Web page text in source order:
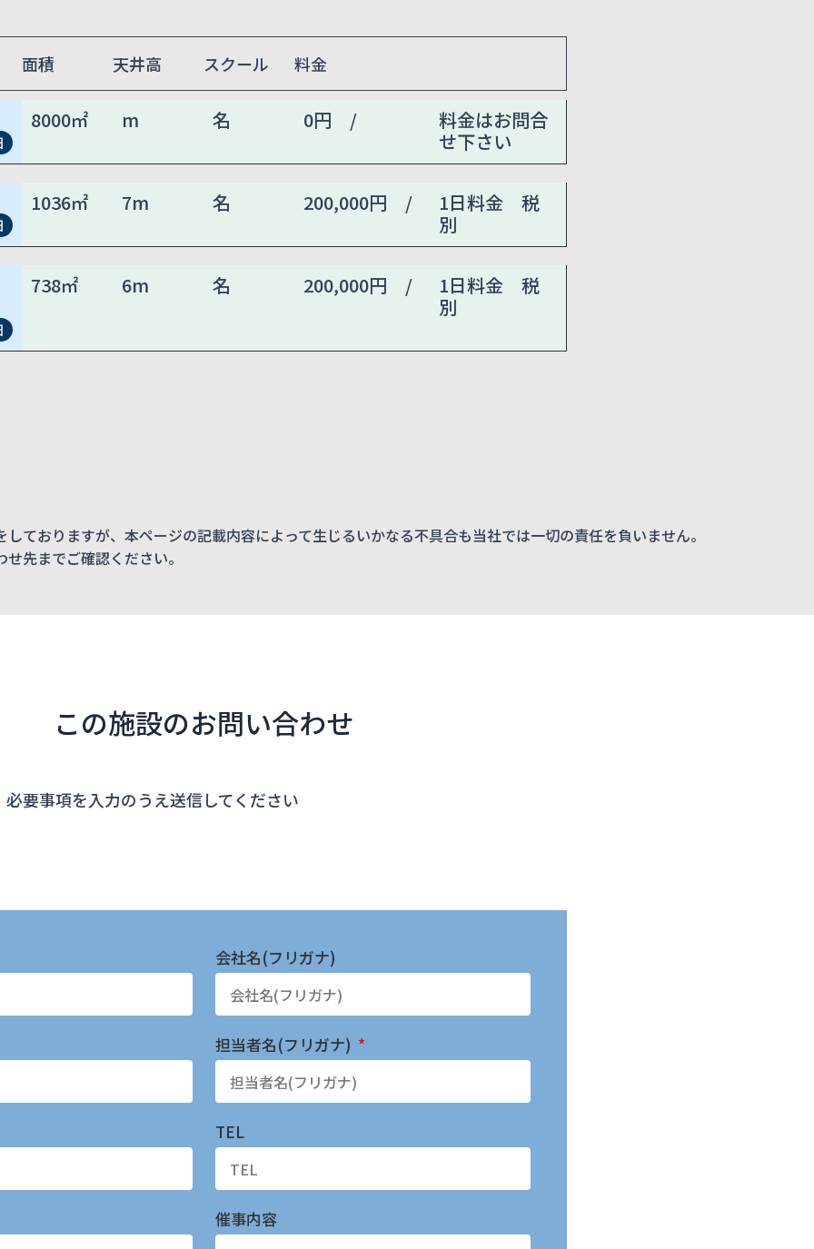
面積 天井高 スクール 料金
8000㎡ m 名 0円 /
料金はお問合
せ下さい
1036㎡ 7m 名 200,000円 /
1日料金 税
別
738㎡ 6m 名 200,000円 /
1日料金 税
別
ておりますが、本ページの記載内容によって生じるいかなる不具合も当社では一切の責任を負いません。
先までご確認ください。
この施設のお問い合わせ
要事項を入力のうえ送信してください
会社名(フリガナ)
担当者名(フリガナ)
TEL
催事内容